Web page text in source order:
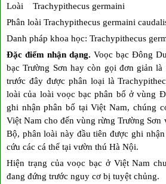
Loài Trachypithecus germaini
Phân loài Trachypithecus germaini
Danh pháp khoa học: Trachypithecus
Đặc điểm nhận dạng. Voọc bạc Đông
bạc Trường Sơn hay còn gọi đơn giản
trước đây được phân loại là
loài của loài voọc bạc phân bố ở vùng
ghi nhận phân bố tại Việt Nam, chúng
Việt Nam cho đến vùng rừng Trường Sơn
Bộ, phân loài này đầu tiên được ghi
cứu các cá thể tại vườn thú Hà Nội.
Hiện trạng của voọc bạc ở Việt Nam
đang đứng trước nguy cơ bị tuyệt chủng.